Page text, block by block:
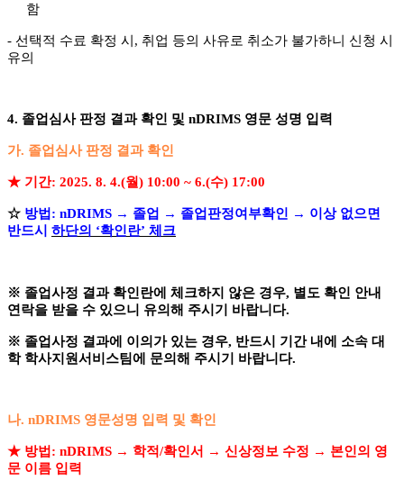
함
- 선택적 수료 확정 시 , 취업 등의 사유로 취소가 불가하니 신청 시
유의
4. 졸업심사 판정 결과 확인 및 nDRIMS 영문 성명 입력
가. 졸업심사 판정 결과 확인
★ 기간: 2025. 8. 4.(월) 10:00 ~ 6.(수) 17:00
☆ 방법 : nDRIMS → 졸업 → 졸업판정여부확인 → 이상 없으면
반드시 하단의 ‘확인란’ 체크
※ 졸업사정 결과 확인란에 체크하지 않은 경우, 별도 확인 안내
연락을 받을 수 있으니 유의해 주시기 바랍니다.
※ 졸업사정 결과에 이의가 있는 경우, 반드시 기간 내에 소속 대
학 학사지원서비스팀에 문의해 주시기 바랍니다.
나. nDRIMS 영문성명 입력 및 확인
★ 방법 : nDRIMS → 학적/확인서 → 신상정보 수정 → 본인의 영
문 이름 입력